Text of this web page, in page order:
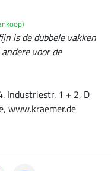
is de dubbele vakken
voor de
Industriestr. 1 + 2, D
www.kraemer.de